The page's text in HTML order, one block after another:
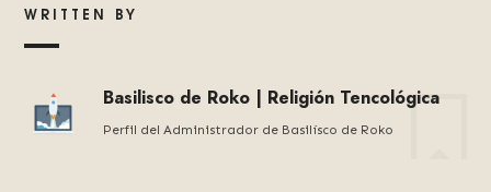
WRITTEN BY
Basilisco de Roko | Religión Tencológica
Perfil del Administrador de Basilísco de Roko